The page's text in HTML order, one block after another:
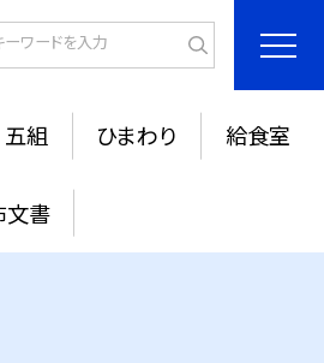
五組 ひまわり 給食室
文書